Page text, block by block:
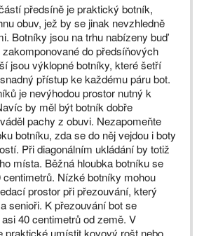
předsíně je praktický botník,
obuv, jež by se jinak nevzhledně
Botníky jsou na trhu nabízeny buď
do předsíňových
jsou výklopné botníky, které šetří
přístup ke každému páru bot.
je nevýhodou prostor nutný k
by měl být botník dobře
pachy z obuvi. Nezapomeňte
botníku, zda se do něj vejdou i boty
Při diagonálním ukládání by totiž
místa. Běžná hloubka botníku se
centimetrů. Nízké botníky mohou
prostor při přezouvání, který
senioři. K přezouvání bot se
40 centimetrů od země. V
praktické umístit kovový rošt nebo